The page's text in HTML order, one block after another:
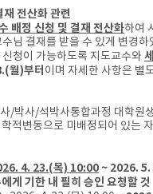
재 전산화 관련
배정 신청 및 결재 전산화하여
님 결재를 받을 수 있게 변경하
청이 가능하도록 지도교수와
월)부터 이며 자세한 사항은 별
/박사/석박사통합과정 대학원
적변동으로 미배정되어 있는 자
4. 23.(목) 10:00~ 2026.
게 기한 내 필히 승인 요청할 것